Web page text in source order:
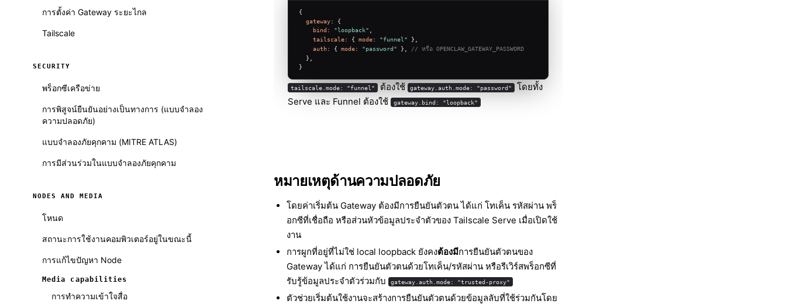
การตั้งค่า Gateway ระยะไกล
Tailscale
SECURITY
พร็อกซีเครือข่าย
การพิสูจน์ยืนยันอย่างเป็นทางการ (แบบจำลอง
ความปลอดภัย)
แบบจำลองภัยคุกคาม (MITRE ATLAS)
การมีส่วนร่วมในแบบจำลองภัยคุกคาม
NODES AND MEDIA
โหนด
สถานะการใช้งานคอมพิวเตอร์อยู่ในขณะนี้
การแก้ไขปัญหา Node
Media capabilities
การทำความเข้าใจสื่อ
{
gateway: {
bind : "loopback"
tailscale: { mode: "funnel" },
auth: { mode: "password" }, // หรือ OPENCLAW_GATEWAY_PASSWORD
  },
}
tailscale.mode: "funnel" ต้องใช้ gateway.auth.mode: "password"
โดยทั้ง
Serve และ Funnel ต้องใช้
gateway.bind: "loopback"
หมายเหตุด้านความปลอดภัย
โดยค่าเริ่มต้น Gateway ต้องมีการยืนยันตัวตน ได้แก่ โทเค็น รหัสผ่าน พร็
อกซีที่เชื่อถือ หรือส่วนหัวข้อมูลประจำตัวของ Tailscale Serve เมื่อเปิดใช้
งาน
การผูกที่อยู่ที่ไม่ใช่ local loopback ยังคงต้องมีการยืนยันตัวตนของ
Gateway ได้แก่ การยืนยันตัวตนด้วยโทเค็น/รหัสผ่าน หรือรีเวิร์สพร็อกซีที่
รับรู้ข้อมูลประจำตัวร่วมกับ
gateway.auth.mode: "trusted-proxy"
ตัวช่วยเริ่มต้นใช้งานจะสร้างการยืนยันตัวตนด้วยข้อมูลลับที่ใช้ร่วมกันโดย